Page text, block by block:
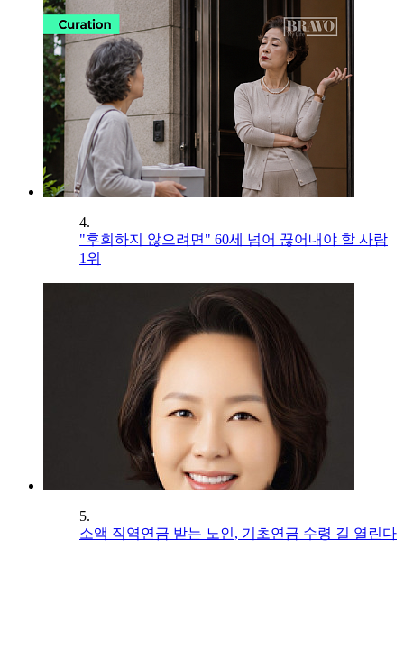
4.
"후회하지 않으려면" 60세 넘어 끊어내야 할 사람
1위
5.
소액 직역연금 받는 노인, 기초연금 수령 길 열린다